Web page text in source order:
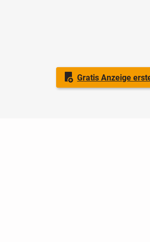
Gratis Anzeige